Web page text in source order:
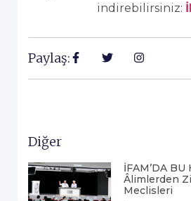
indirebilirsiniz:
Paylaş:
Diğer
İFAM’DA BU
Âlimlerden
Meclisleri